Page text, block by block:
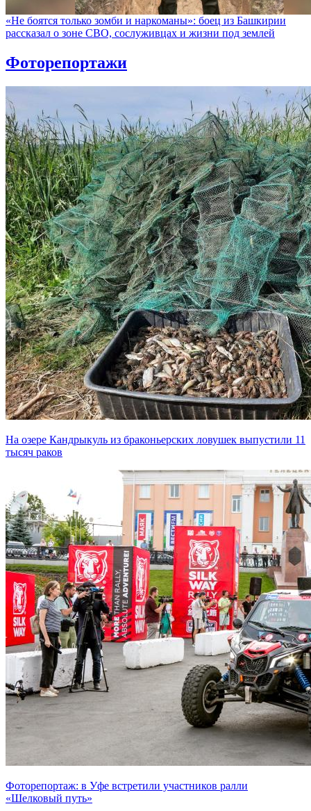
«Не боятся только зомби и наркоманы»: боец из Башкирии
рассказал о зоне СВО, сослуживцах и жизни под землей
Фоторепортажи
На озере Кандрыкуль из браконьерских ловушек выпустили 11
тысяч раков
Фоторепортаж: в Уфе встретили участников ралли
«Шелковый путь»